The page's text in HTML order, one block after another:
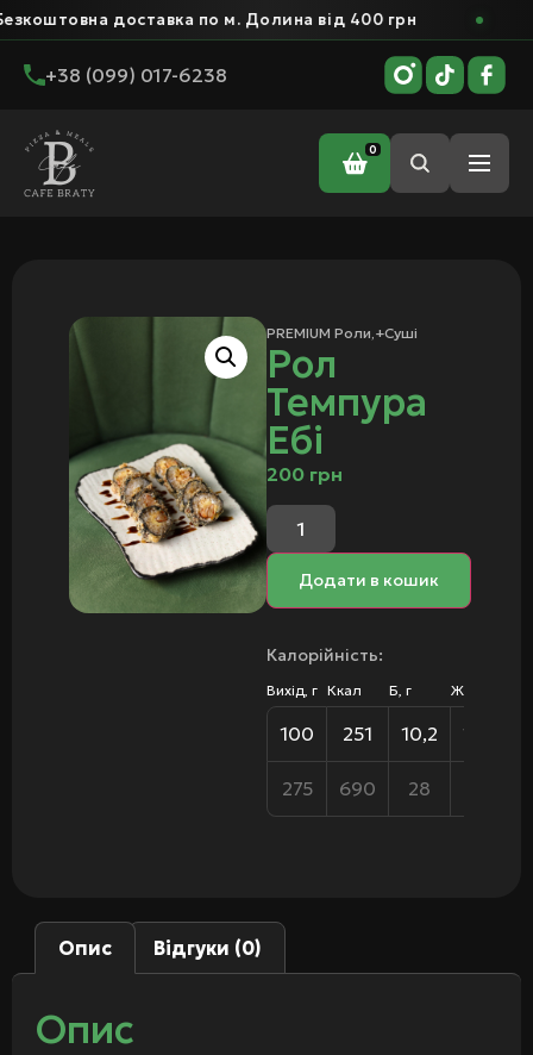
доставка по м. Долина від 400 грн
+38 (099) 017-6238
0
Головна /
PREMIUM Роли,+Суші
Рол
Темпура
Ебі
200 грн
Додати в кошик
Калорійність:
Вихід, г Ккал Б, г Ж, г
100 251 10,2 13,8
275 690 28
Опис Відгуки (0)
Опис